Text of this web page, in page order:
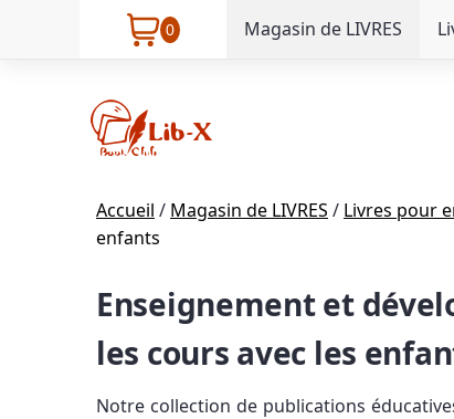
0 Magasin de LIVRES
Accueil / Magasin de LIVRES / Livres pour
enfants
Enseignement et
les cours avec les
Notre collection de publications